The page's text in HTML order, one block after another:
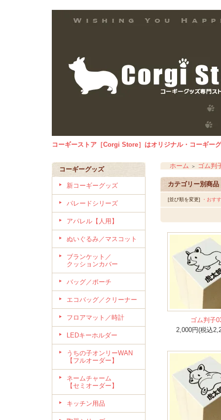
コーギーストア［Corgi Store］はオリジナル・コーギー
コーギーグッズ
新コーギーグッズ
パレードシリーズ
アパレル【人用】
ぬいぐるみ／マスコット
ブランケット／
クッションカバー
バッグ／ポーチ
エコバッグ／クリーナー
フロアマット／時計
LEDキーホルダー
うちの子オンリーWAN
【フルオーダー】
ネームチャーム
【セミオーダー】
キッチン用品
ホーム ＞ ゴム
カテゴリー別商品
[並び順を変更] ・おす
ゴム判子
2,000円(税込